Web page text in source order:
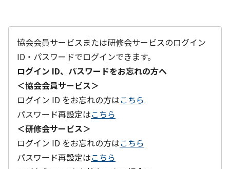
協会会員サービスまたは研修会サービスのログイン
ID・パスワードでログインできます。
ログイン ID、パスワードをお忘れの方へ
＜協会会員サービス＞
ログイン ID をお忘れの方はこちら
パスワード再設定はこちら
＜研修会サービス＞
ログイン ID をお忘れの方はこちら
パスワード再設定はこちら